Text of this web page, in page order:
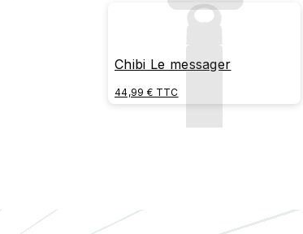
Chibi Le messager
44,99 € TTC